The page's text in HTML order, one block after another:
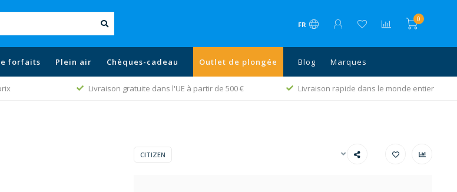
FR
0
forfaits Plein air Chèques-cadeau Outlet de plongée Blog Marques
Livraison gratuite dans l'UE à partir de 500 € Livraison rapide dans le monde entier
CITIZEN